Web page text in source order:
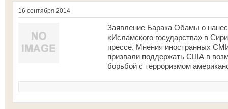
16 сентября 2014
Заявление Барака Обамы о
«Исламского государства» в
прессе. Мнения иностранных
призвали поддержать США в
борьбой с терроризмом